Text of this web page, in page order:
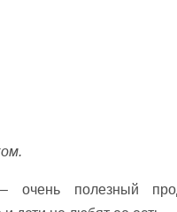
очень полезный